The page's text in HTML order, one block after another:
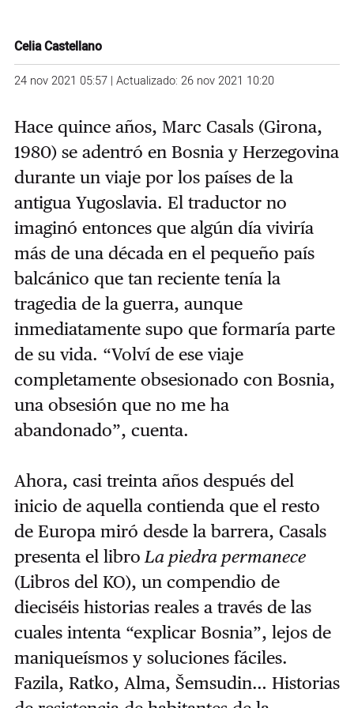
Celia Castellano
24 nov 2021 05:57 | Actualizado: 26 nov 2021 10:20
Hace quince años, Marc Casals (Girona,
1980) se adentró en Bosnia y Herzegovina
durante un viaje por los países de la
antigua Yugoslavia. El traductor no
imaginó entonces que algún día viviría
más de una década en el pequeño país
balcánico que tan reciente tenía la
tragedia de la guerra, aunque
inmediatamente supo que formaría parte
de su vida. “Volví de ese viaje
completamente obsesionado con Bosnia,
una obsesión que no me ha
abandonado”, cuenta.
Ahora, casi treinta años después del
inicio de aquella contienda que el resto
de Europa miró desde la barrera, Casals
presenta el libro La piedra permanece
(Libros del KO), un compendio de
dieciséis historias reales a través de las
cuales intenta “explicar Bosnia”, lejos de
maniqueísmos y soluciones fáciles.
Fazila, Ratko, Alma, Šemsudin… Historias